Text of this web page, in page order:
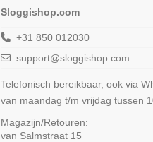
Sloggishop.com
+31 850 012030
support@sloggishop.com
Telefonisch bereikbaar, ook via
van maandag t/m vrijdag tussen
Magazijn/Retouren:
van Salmstraat 15